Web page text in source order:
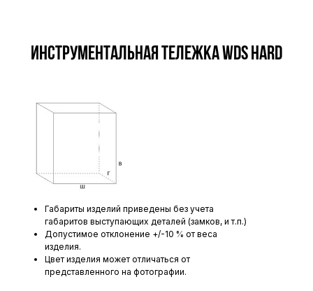
Инструментальная тележка WDS HARD
Габариты изделий приведены без учета
габаритов выступающих деталей (замков, и т.п.)
Допустимое отклонение +/-10 % от веса
изделия.
Цвет изделия может отличаться от
представленного на фотографии.